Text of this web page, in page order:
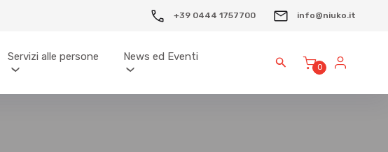
+39 0444 1757700 info@niuko.it
0
Servizi alle persone News ed Eventi